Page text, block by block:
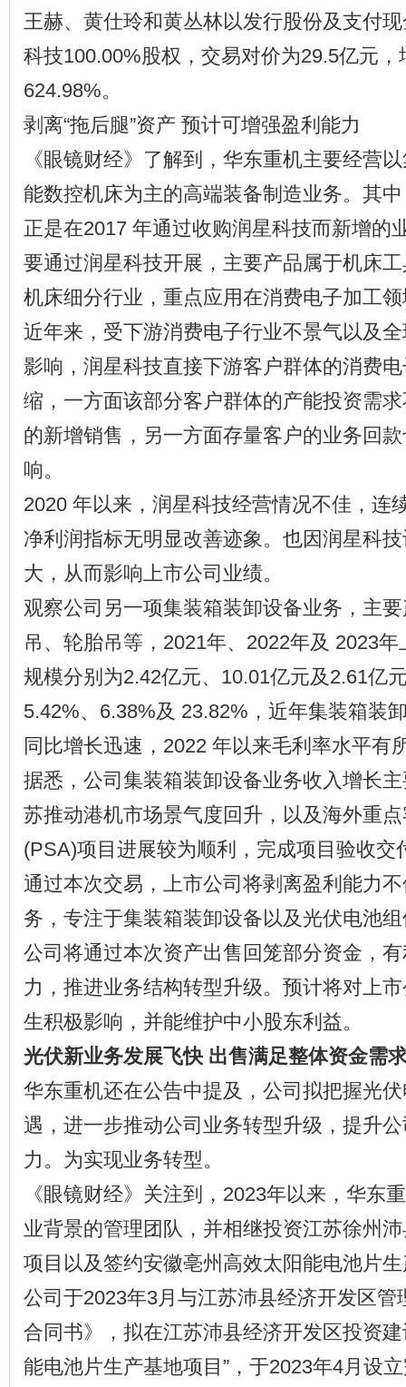
王赫、黄仕玲和黄丛林以发行股份及支付
科技100.00%股权，交易对价为29.5亿元，
624.98%。
剥离“拖后腿”资产 预计可增强盈利能力
《眼镜财经》了解到，华东重机主要经营
能数控机床为主的高端装备制造业务。其
正是在2017 年通过收购润星科技而新增的
要通过润星科技开展，主要产品属于机床
机床细分行业，重点应用在消费电子加工
近年来，受下游消费电子行业不景气以及
影响，润星科技直接下游客户群体的消费
缩，一方面该部分客户群体的产能投资需
的新增销售，另一方面存量客户的业务回
响。
2020 年以来，润星科技经营情况不佳，连
净利润指标无明显改善迹象。也因润星科
大，从而影响上市公司业绩。
观察公司另一项集装箱装卸设备业务，主
吊、轮胎吊等，2021年、2022年及 2023
规模分别为2.42亿元、10.01亿元及2.61亿
5.42%、6.38%及 23.82%，近年集装箱装
同比增长迅速，2022 年以来毛利率水平有
据悉，公司集装箱装卸设备业务收入增长
苏推动港机市场景气度回升，以及海外重
(PSA)项目进展较为顺利，完成项目验收交
通过本次交易，上市公司将剥离盈利能力
务，专注于集装箱装卸设备以及光伏电池
公司将通过本次资产出售回笼部分资金，
力，推进业务结构转型升级。预计将对上
生积极影响，并能维护中小股东利益。
光伏新业务发展飞快 出售满足整体资金需
华东重机还在公告中提及，公司拟把握光
遇，进一步推动公司业务转型升级，提升
力。为实现业务转型。
《眼镜财经》关注到，2023年以来，华东
业背景的管理团队，并相继投资江苏徐州
项目以及签约安徽亳州高效太阳能电池片
公司于2023年3月与江苏沛县经济开发区管
合同书》，拟在江苏沛县经济开发区投资
能电池片生产基地项目”，于2023年4月设